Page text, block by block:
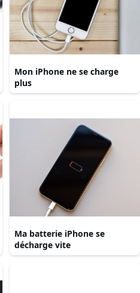
Mon iPhone ne se charge
plus
Ma batterie iPhone se
décharge vite